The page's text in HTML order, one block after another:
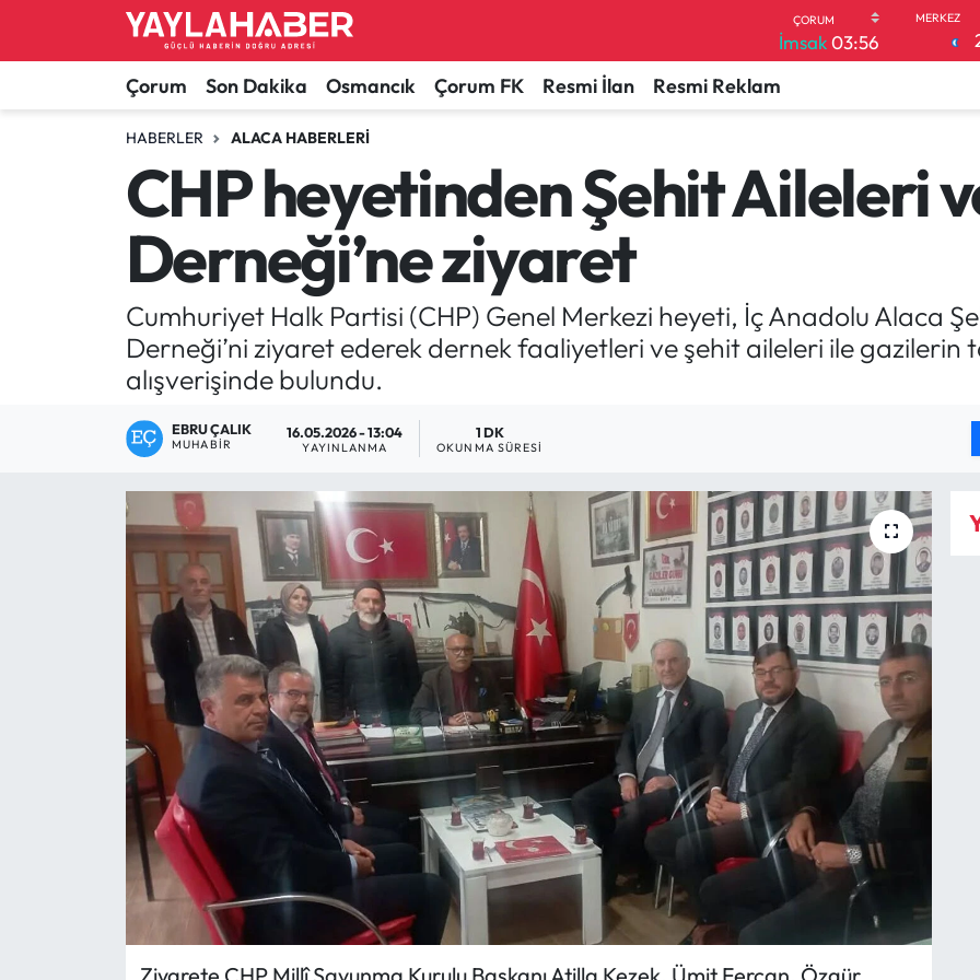
İmsak03:56
Çorum Son Dakika Osmancık Çorum FK Resmi İlan Resmi Reklam
HABERLER ALACA HABERLERI
CHP heyetinden Şehit Aileleri
Derneği’ne ziyaret
Cumhuriyet Halk Partisi (CHP) Genel Merkezi heyeti, İç Anadolu Alaca
Derneği’ni ziyaret ederek dernek faaliyetleri ve şehit aileleri ile gazilerin
alışverişinde bulundu.
EBRU ÇALIK
MUHABIR
16.05.2026 - 13:04
YAYINLANMA
1 DK
OKUNMA SÜRESI
Alaca Haberleri
Bayat Haberleri
Bilgi - Keşfet Haberleri
Bilim ve Teknoloji
Boğazkale Haberleri
Çorum Haberleri
Çorum Son Dakika Haberleri
Ekonomi
İskilip Haberleri
Kargı Haberleri
Kültür Sanat
Çorum Nöbetçi Eczaneler
Çorum Hava Durumu
Çorum Namaz Vakitleri
Çorum Trafik Yoğunluk Haritası
TFF 1.Lig Puan Durumu ve Fikstür
Tüm Manşetler
Son Dakika Haberleri